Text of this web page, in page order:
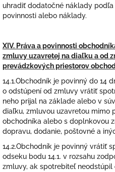
uhradiť dodatočné náklady podľa
povinnosti alebo náklady.
XIV. Práva a povinnosti
zmluvy uzavretej na diaľku a od
prevádzkových priestorov
14.1.Obchodník je povinný do 14
o odstúpení od zmluvy vrátiť
neho prijal na základe alebo v
diaľku, zmluvou uzavretou mimo
obchodníka alebo s doplnkovou
dopravu, dodanie, poštovné a
14.2.Obchodník je povinný vrátiť
odseku bodu 14.1. v rozsahu
zmluvy, ak spotrebiteľ